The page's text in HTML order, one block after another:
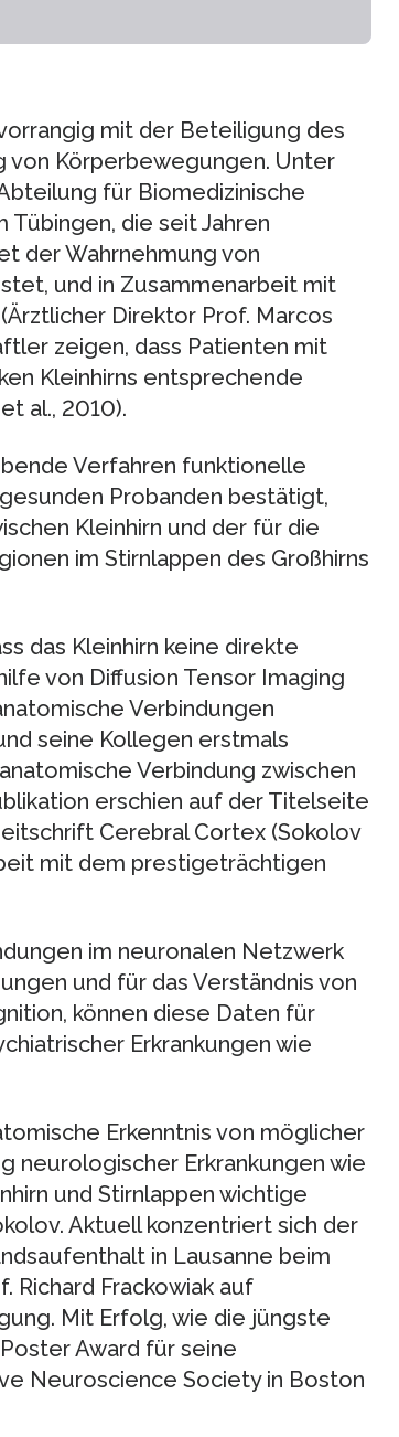
mit der Beteiligung des
von Körperbewegungen. Unter
für Biomedizinische
Tübingen, die seit Jahren
der Wahrnehmung von
und in Zusammenarbeit mit
Direktor Prof. Marcos
zeigen, dass Patienten mit
Kleinhirns entsprechende
al., 2010).
Verfahren funktionelle
Probanden bestätigt,
Kleinhirn und der für die
im Stirnlappen des Großhirns
das Kleinhirn keine direkte
von Diffusion Tensor Imaging
Verbindungen
seine Kollegen erstmals
Verbindung zwischen
erschien auf der Titelseite
Cerebral Cortex (Sokolov
mit dem prestigeträchtigen
im neuronalen Netzwerk
und für das Verständnis von
können diese Daten für
Erkrankungen wie
Erkenntnis von möglicher
neurologischer Erkrankungen wie
und Stirnlappen wichtige
Aktuell konzentriert sich der
in Lausanne beim
Richard Frackowiak auf
Mit Erfolg, wie die jüngste
Award für seine
Neuroscience Society in Boston